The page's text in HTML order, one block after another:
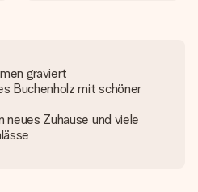
graviert
Buchenholz mit schöner
Zuhause und viele